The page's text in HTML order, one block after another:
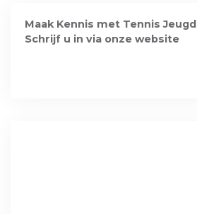
Maak Kennis met Tennis Jeugd
Schrijf u in via onze website